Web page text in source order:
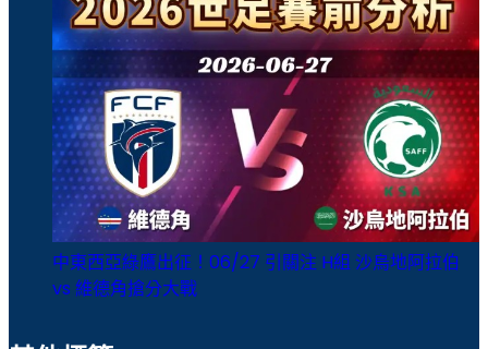
中東西亞綠鷹出征！06/27 引關注 H組 沙烏地阿拉伯
vs 維德角搶分大戰